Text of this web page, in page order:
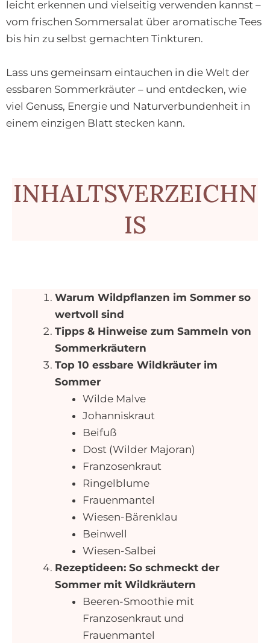
leicht erkennen und vielseitig verwenden kannst –
vom frischen Sommersalat über aromatische Tees
bis hin zu selbst gemachten Tinkturen.
Lass uns gemeinsam eintauchen in die Welt der
essbaren Sommerkräuter – und entdecken, wie
viel Genuss, Energie und Naturverbundenheit in
einem einzigen Blatt stecken kann.
INHALTSVERZEICHN
IS
Warum Wildpflanzen im Sommer so
wertvoll sind
Tipps & Hinweise zum Sammeln von
Sommerkräutern
Top 10 essbare Wildkräuter im
Sommer
Wilde Malve
Johanniskraut
Beifuß
Dost (Wilder Majoran)
Franzosenkraut
Ringelblume
Frauenmantel
Wiesen-Bärenklau
Beinwell
Wiesen-Salbei
Rezeptideen: So schmeckt der
Sommer mit Wildkräutern
Beeren-Smoothie mit
Franzosenkraut und
Frauenmantel